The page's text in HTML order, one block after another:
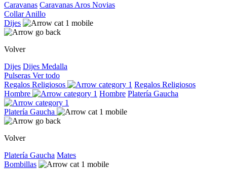
Caravanas Caravanas Aros Novias
CollarAnillo
Dijes
Volver
Dijes Dijes Medalla
Pulseras Ver todo
Regalos Religiosos
Regalos Religiosos
Hombre
Hombre Platería Gaucha
Platería Gaucha
Volver
Platería Gaucha Mates
Bombillas